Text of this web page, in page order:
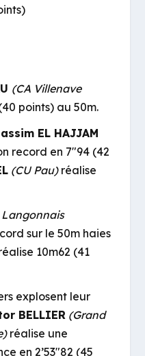
(CA Villenave
points) au 50m.
EL HAJJAM
record en 7″94 (42
(CU Pau)réalise
sur le 50m haies
10m62 (41
explosent leur
BELLIER (Grand
réalise une
en 2’53″82 (45